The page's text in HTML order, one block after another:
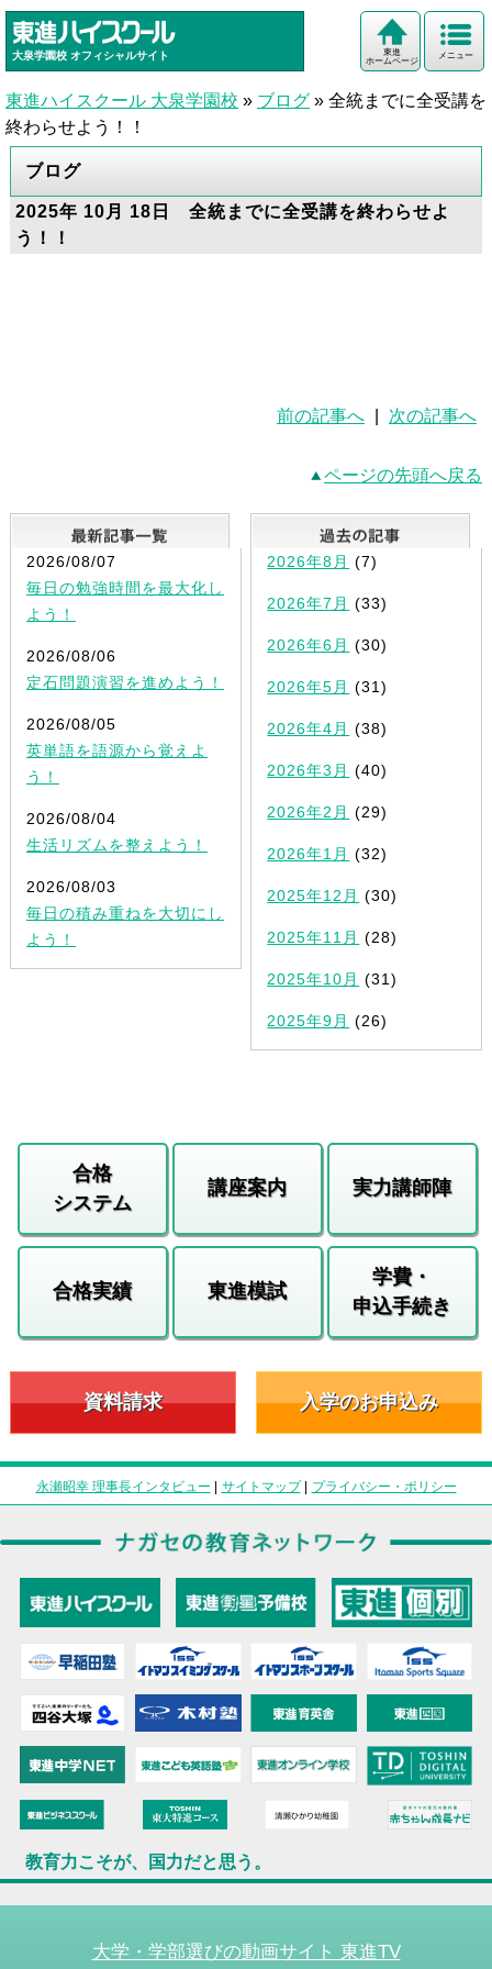
大泉学園校 オフィシャルサイト メニュー
東進
ホームページ
東進ハイスクール 大泉学園校 » ブログ » 全統までに全受講を
終わらせよう！！
ブログ
2025年 10月 18日 全統までに全受講を終わらせよ
う！！
前の記事へ 次の記事へ
ページの先頭へ戻る
最新記事一覧
2026/08/07
毎日の勉強時間を最大化し
よう！
2026/08/06
定石問題演習を進めよう！
2026/08/05
英単語を語源から覚えよ
う！
2026/08/04
生活リズムを整えよう！
2026/08/03
毎日の積み重ねを大切にし
よう！
2026年8月 (7)
2026年7月 (33)
2026年6月 (30)
2026年5月 (31)
2026年4月 (38)
2026年3月 (40)
2026年2月 (29)
2026年1月 (32)
2025年12月 (30)
2025年11月 (28)
2025年10月 (31)
2025年9月 (26)
合格
システム
講座案内 実力講師陣
合格実績 東進模試
学費・
申込手続き
資料請求 入学のお申込み
永瀬昭幸 理事長インタビュー | サイトマップ| プライバシー・ポリシー
教育力こそが、国力だと思う。
大学・学部選びの動画サイト 東進TV